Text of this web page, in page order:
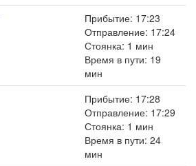
Прибытие: 17:23
Отправление: 17:24
Стоянка: 1 мин
Время в пути: 19
мин
Прибытие: 17:28
Отправление: 17:29
Стоянка: 1 мин
Время в пути: 24
мин